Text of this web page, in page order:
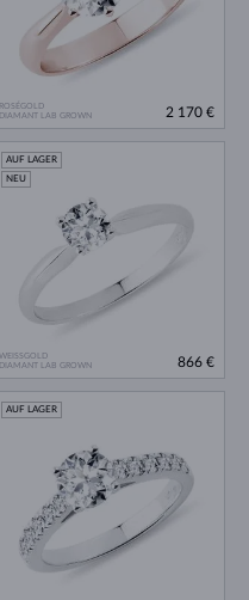
ROSÉGOLD
DIAMANT LAB GROWN
2 170 €
WEISSGOLD
DIAMANT LAB GROWN
AUF LAGER
NEU
866 €
AUF LAGER